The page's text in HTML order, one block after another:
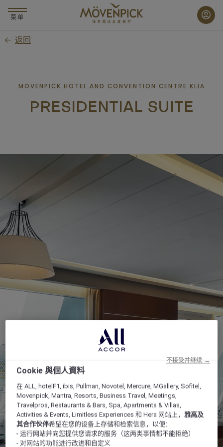
要
菜单
返回
MÖVENPICK HOTEL AND CONVENTION CENTRE KLIA
PRESIDENTIAL SUITE
Cookie 與個人資料
在 ALL, hotelF1, ibis, Pullman, Novotel, Mercure, MGallery, Sofitel,
Movenpick, Mantra, Resorts, Business Travel, Meetings,
Travelpros, Restaurants & Bars, Spa, Apartments & Villas,
Activities & Events, Limitless Experiences 和 Hera 网站上，雅高及
其合作伙伴希望在您的设备上存储和检索信息，以便：
- 运行网站并向您提供您请求的服务（这两类事情都不能拒绝）
- 对网站的功能进行改进和自定义
不接受并继续 →